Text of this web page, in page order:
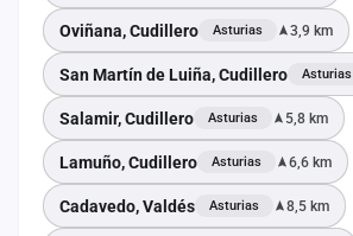
Oviñana, Cudillero Asturias 3,9 km
San Martín de Luiña, Cudillero Asturias
Salamir, Cudillero Asturias 5,8 km
Lamuño, Cudillero Asturias 6,6 km
Cadavedo, Valdés Asturias 8,5 km